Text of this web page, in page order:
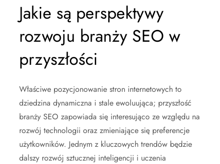
Jakie są perspektywy
rozwoju branży SEO w
przyszłości
Właściwe pozycjonowanie stron internetowych to
dziedzina dynamiczna i stale ewoluująca; przyszłość
branży SEO zapowiada się interesująco ze względu na
rozwój technologii oraz zmieniające się preferencje
użytkowników. Jednym z kluczowych trendów będzie
dalszy rozwój sztucznej inteligencji i uczenia